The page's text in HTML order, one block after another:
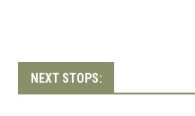
NEXT STOPS: